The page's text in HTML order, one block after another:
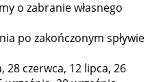
o zabranie własnego
po zakończonym spływie
28 czerwca, 12 lipca, 26